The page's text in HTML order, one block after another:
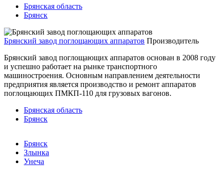
Брянская область
Брянск
Брянский завод поглощающих аппаратов Производитель
Брянский завод поглощающих аппаратов основан в 2008 году
и успешно работает на рынке транспортного
машиностроения. Основным направлением деятельности
предприятия является производство и ремонт аппаратов
поглощающих ПМКП-110 для грузовых вагонов.
Брянская область
Брянск
Брянск
Злынка
Унеча